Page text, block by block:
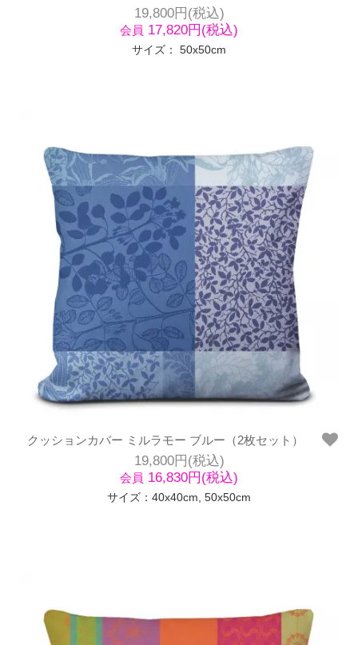
19,800円(税込)
会員 17,820円(税込)
サイズ： 50x50cm
クッションカバー ミルラモー ブルー（2枚セット）
19,800円(税込)
会員 16,830円(税込)
サイズ：40x40cm, 50x50cm